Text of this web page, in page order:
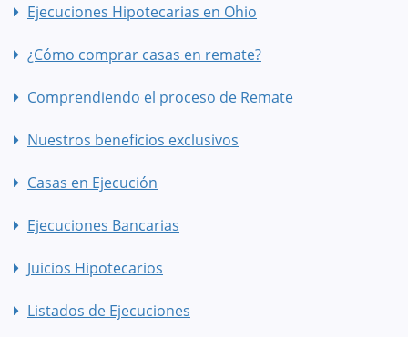
Ejecuciones Hipotecarias en Ohio
¿Cómo comprar casas en remate?
Comprendiendo el proceso de Remate
Nuestros beneficios exclusivos
Casas en Ejecución
Ejecuciones Bancarias
Juicios Hipotecarios
Listados de Ejecuciones